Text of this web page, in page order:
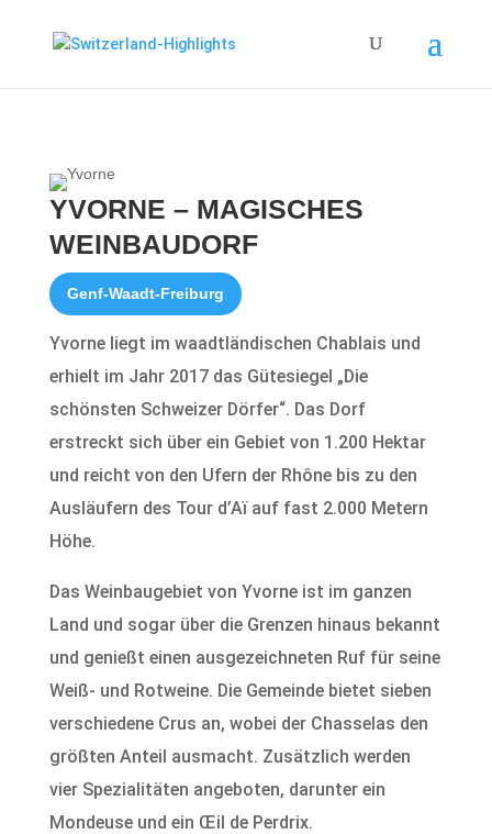
YVORNE – MAGISCHES
WEINBAUDORF
Genf-Waadt-Freiburg
Yvorne liegt im waadtländischen Chablais und
erhielt im Jahr 2017 das Gütesiegel „Die
schönsten Schweizer Dörfer“. Das Dorf
erstreckt sich über ein Gebiet von 1.200 Hektar
und reicht von den Ufern der Rhône bis zu den
Ausläufern des Tour d’Aï auf fast 2.000 Metern
Höhe.
Das Weinbaugebiet von Yvorne ist im ganzen
Land und sogar über die Grenzen hinaus bekannt
und genießt einen ausgezeichneten Ruf für seine
Weiß- und Rotweine. Die Gemeinde bietet sieben
verschiedene Crus an, wobei der Chasselas den
größten Anteil ausmacht. Zusätzlich werden
vier Spezialitäten angeboten, darunter ein
Mondeuse und ein Œil de Perdrix.